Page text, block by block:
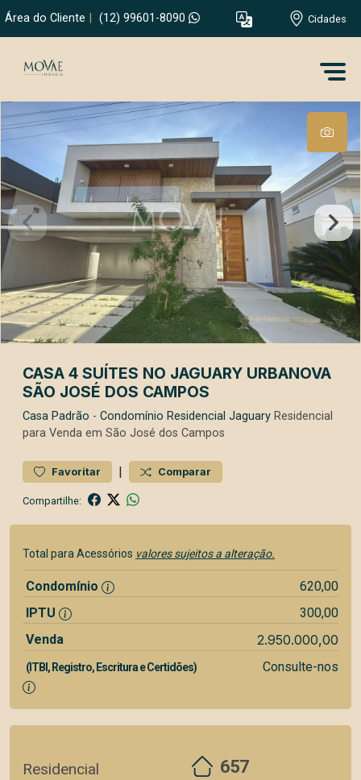
Área do Cliente (12) 99601-8090 Cidades
CASA 4 SUÍTES NO JAGUARY URBANOVA
SÃO JOSÉ DOS CAMPOS
Casa Padrão - Condomínio Residencial Jaguary Residencial
para Venda em São José dos Campos
Favoritar | Comparar
Compartilhe:
Total para Acessórios valores sujeitos a alteração.
Condomínio
620,00
IPTU
300,00
Venda
2.950.000,00
(ITBI, Registro, Escritura e Certidões) Consulte-nos
Residencial 657